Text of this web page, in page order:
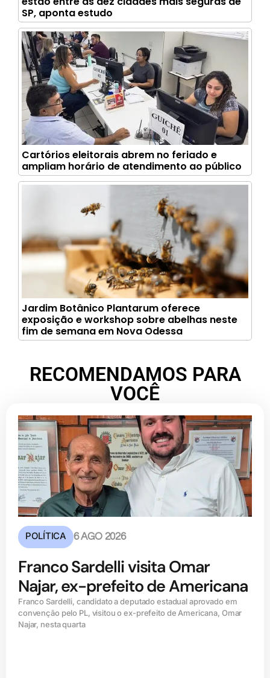
SP, aponta estudo
Cartórios eleitorais abrem no feriado e
ampliam horário de atendimento ao público
Jardim Botânico Plantarum oferece
exposição e workshop sobre abelhas neste
fim de semana em Nova Odessa
RECOMENDAMOS PARA
VOCÊ
POLÍTICA 6 AGO 2026
Franco Sardelli visita Omar
Najar, ex-prefeito de Americana
Franco Sardelli, candidato a deputado estadual aprovado em
convenção pelo PL, visitou o ex-prefeito de Americana, Omar
Najar, nesta quarta